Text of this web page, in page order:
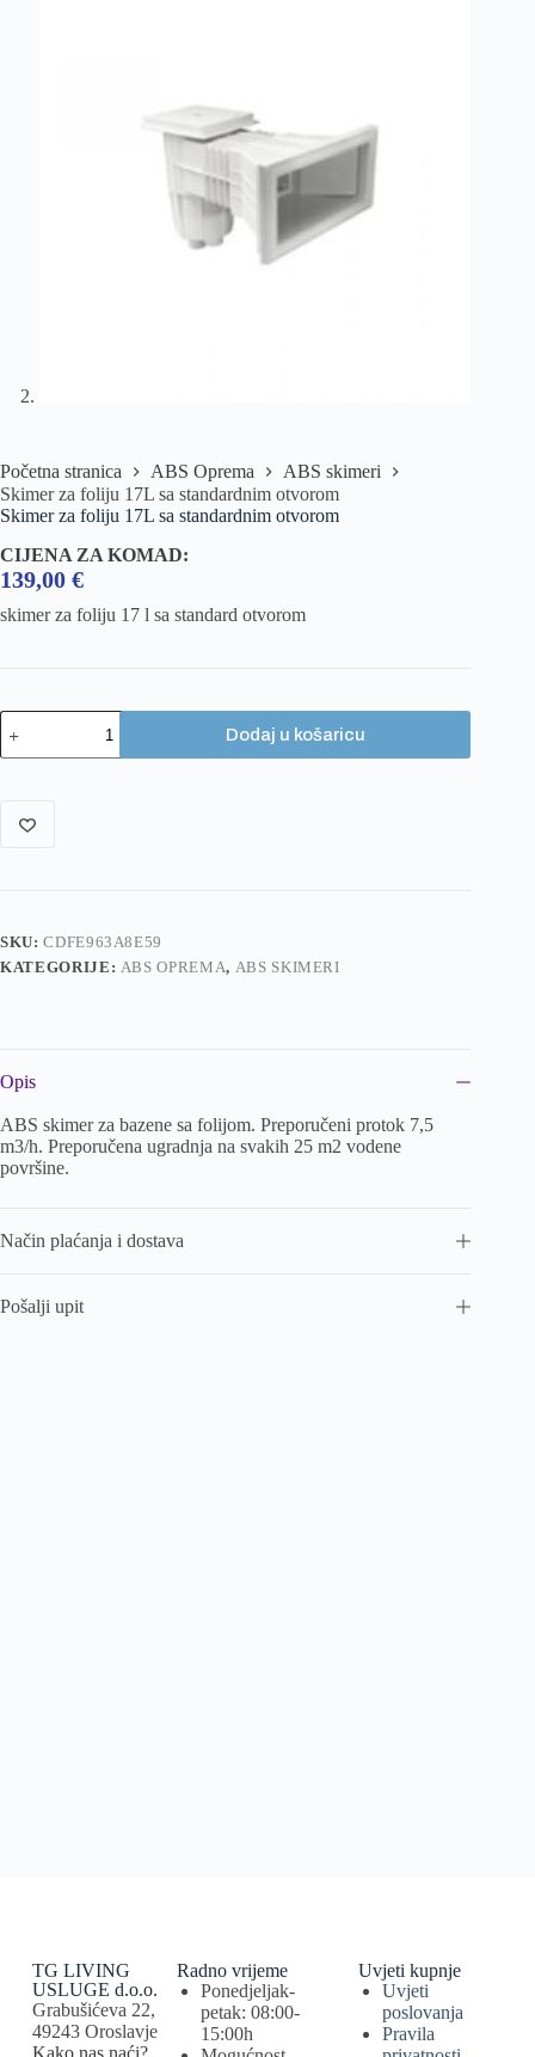
Početna stranica ABS Oprema
ABS skimeri
Skimer za foliju 17L sa standardnim otvorom
Skimer za foliju 17L sa standardnim otvorom
CIJENA ZA KOMAD:
139,00 €
skimer za foliju 17 l sa standard otvorom
Dodaj u košaricu
SKU:CDFE963A8E59
KATEGORIJE: ABS OPREMA, ABS SKIMERI
Opis
ABS skimer za bazene sa folijom. Preporučeni protok 7,5
m3/h. Preporučena ugradnja na svakih 25 m2 vodene
površine.
Način plaćanja i dostava
Pošalji upit
TG LIVING
USLUGE d.o.o.
Grabušićeva 22,
49243 Oroslavje
Radno vrijeme
Ponedjeljak-
petak: 08:00-
15:00h
Uvjeti kupnje
Uvjeti
poslovanja
Pravila